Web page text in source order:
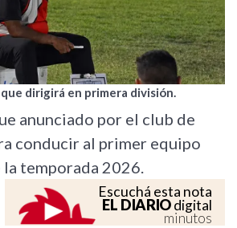
dirigirá en primera división.
anunciado por el club de
conducir al primer equipo
la temporada 2026.
Escuchá esta nota
EL DIARIOdigital
minutos